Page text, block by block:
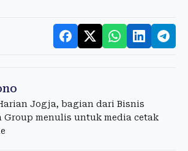
Jogja, bagian dari Bisnis
Group menulis untuk media cetak